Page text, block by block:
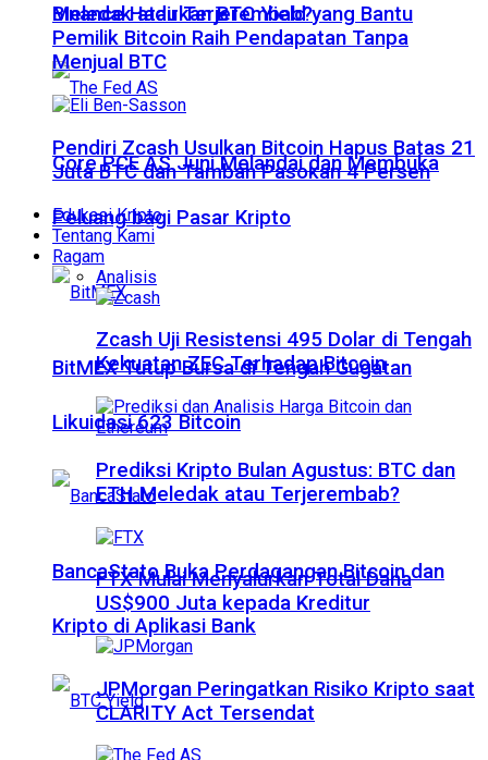
Meledak atau Terjerembab?
Core PCE AS Juni Melandai dan Membuka
Peluang bagi Pasar Kripto
BitMEX Tutup Bursa di Tengah Gugatan
Likuidasi 623 Bitcoin
BancaStato Buka Perdagangan Bitcoin dan
Kripto di Aplikasi Bank
Binance Hadirkan BTC Yield yang Bantu
Pemilik Bitcoin Raih Pendapatan Tanpa
Menjual BTC
Pendiri Zcash Usulkan Bitcoin Hapus Batas 21
Juta BTC dan Tambah Pasokan 4 Persen
Edukasi Kripto
Tentang Kami
Ragam
Analisis
Zcash Uji Resistensi 495 Dolar di Tengah
Kekuatan ZEC Terhadap Bitcoin
Prediksi Kripto Bulan Agustus: BTC dan
ETH Meledak atau Terjerembab?
FTX Mulai Menyalurkan Total Dana
US$900 Juta kepada Kreditur
JPMorgan Peringatkan Risiko Kripto saat
CLARITY Act Tersendat